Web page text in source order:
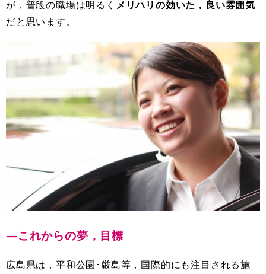
が，普段の職場は明るく メリハリの効いた，良い雰囲気
だと思います。
―これからの夢，目標
広島県は，平和公園･厳島等，国際的にも注目される施